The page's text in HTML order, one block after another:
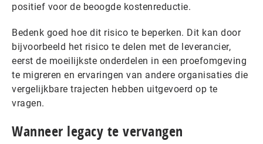
positief voor de beoogde kostenreductie.
Bedenk goed hoe dit risico te beperken. Dit kan door
bijvoorbeeld het risico te delen met de leverancier,
eerst de moeilijkste onderdelen in een proefomgeving
te migreren en ervaringen van andere organisaties die
vergelijkbare trajecten hebben uitgevoerd op te
vragen.
Wanneer legacy te vervangen